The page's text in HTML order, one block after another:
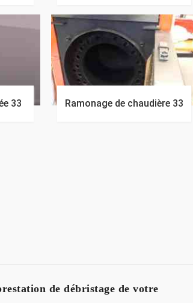
33 Ramonage de chaudière 33
de débristage de votre